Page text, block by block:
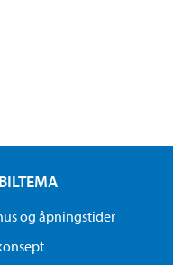
og åpningstider